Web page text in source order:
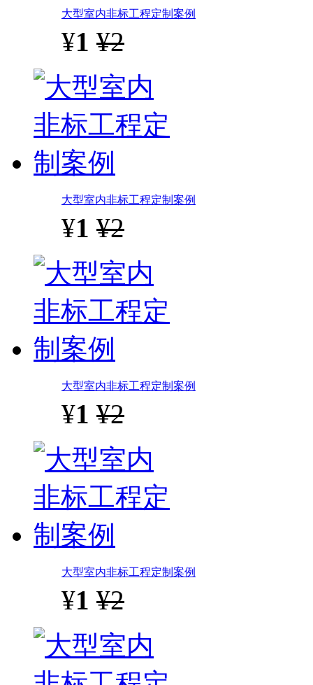
大型室内非标工程定制案例
¥1 ¥2
大型室内非标工程定制案例
¥1 ¥2
大型室内非标工程定制案例
¥1 ¥2
大型室内非标工程定制案例
¥1 ¥2